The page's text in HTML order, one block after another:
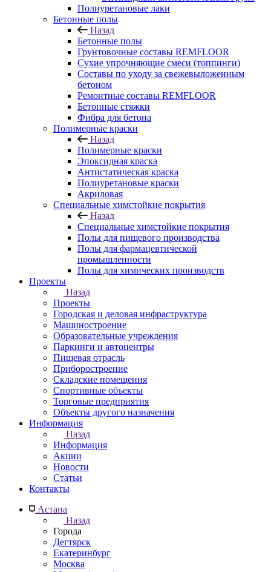
Полиуретановые лаки
Бетонные полы
Назад
Бетонные полы
Грунтовочные составы REMFLOOR
Сухие упрочняющие смеси (топпинги)
Составы по уходу за свежевыложенным
бетоном
Ремонтные составы REMFLOOR
Бетонные стяжки
Фибра для бетона
Полимерные краски
Назад
Полимерные краски
Эпоксидная краска
Антистатическая краска
Полиуретановые краски
Акриловая
Специальные химстойкие покрытия
Назад
Специальные химстойкие покрытия
Полы для пищевого производства
Полы для фармацевтической
промышленности
Полы для химических производств
Проекты
Назад
Проекты
Городская и деловая инфраструктура
Машиностроение
Образовательные учреждения
Паркинги и автоцентры
Пищевая отрасль
Приборостроение
Складские помещения
Спортивные объекты
Торговые предприятия
Объекты другого назначения
Информация
Назад
Информация
Акции
Новости
Статьи
Контакты
Астана
Назад
Города
Дегтярск
Екатеринбург
Москва